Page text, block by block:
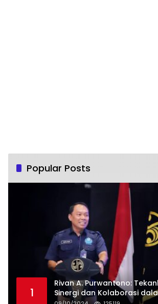
Popular Posts
1
Rivan A. Purwantono:
Sinergi dan Kolaborasi